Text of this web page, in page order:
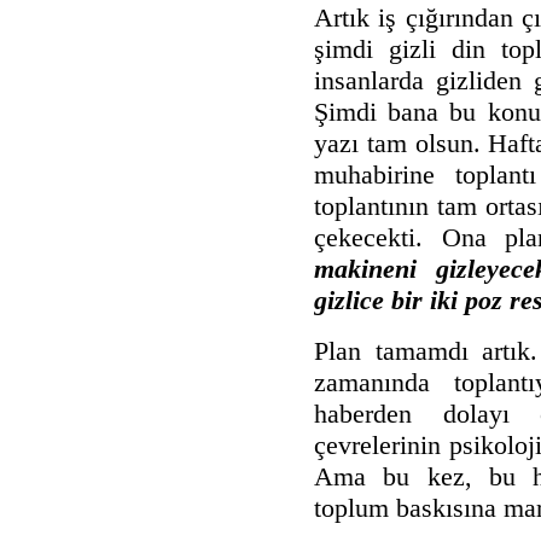
Artık iş çığırından
şimdi gizli din
insanlarda gizliden
Şimdi bana bu
yazı tam olsun.
muhabirine
toplantının tam
çekecekti. Ona
makineni
gizlice bir iki poz
Plan tamamdı
zamanında
haberden dolayı
çevrelerinin
Ama bu kez, bu
toplum baskısına